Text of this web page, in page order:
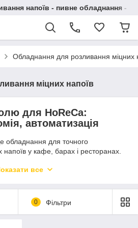
напоїв - пивне обладнання - в
Обладнання для розливання міцних
міцних напоїв
для HoReCa:
автоматизація
обладнання для точного
напоїв у кафе, барах і ресторанах.
Використання
зловживанням персоналу та
все
0 Фільтри